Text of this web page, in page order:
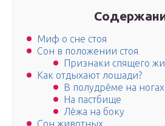
Миф о сне стоя
Сон в положении стоя
Признаки спящего
Как отдыхают лошади?
В полудрёме на ногах
На пастбище
Лёжа на боку
Сон животных